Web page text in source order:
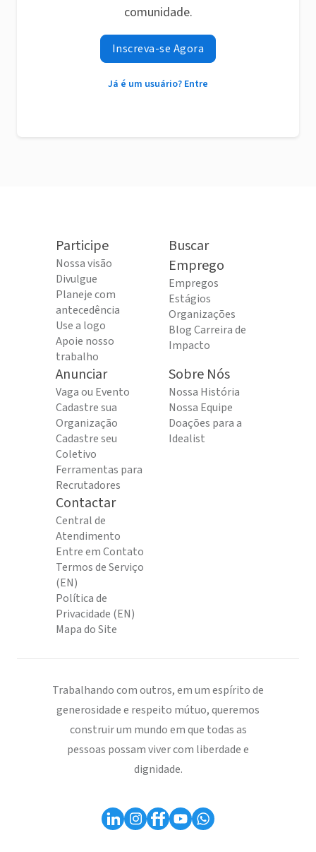
comunidade.
Inscreva-se Agora
Já é um usuário? Entre
Participe
Nossa visão
Divulgue
Planeje com
antecedência
Use a logo
Apoie nosso
trabalho
Buscar
Emprego
Empregos
Estágios
Organizações
Blog Carreira de
Impacto
Anunciar
Vaga ou Evento
Cadastre sua
Organização
Cadastre seu
Coletivo
Ferramentas para
Recrutadores
Sobre Nós
Nossa História
Nossa Equipe
Doações para a
Idealist
Contactar
Central de
Atendimento
Entre em Contato
Termos de Serviço
(EN)
Política de
Privacidade (EN)
Mapa do Site
Trabalhando com outros, em um espírito de
generosidade e respeito mútuo, queremos
construir um mundo em que todas as
pessoas possam viver com liberdade e
dignidade.